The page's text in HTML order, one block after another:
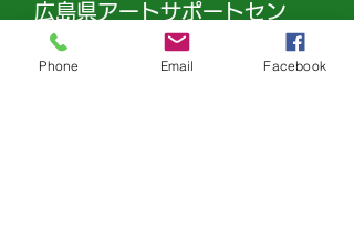
広島県アートサポートセン
ター
コンテンツ
Phone Email Facebook